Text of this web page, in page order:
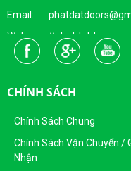
Email:
Web: //
Fanpage : https://
DKKD: 0313215412
Ngày Cấp: 16/04/2015
Nơi Cấp: Sở KHĐT Thành
Sản Phẩm Của Công Ty
CHÍNH SÁCH
Chính Sách Chung
Chính Sách Vận Chuyển /
Nhận